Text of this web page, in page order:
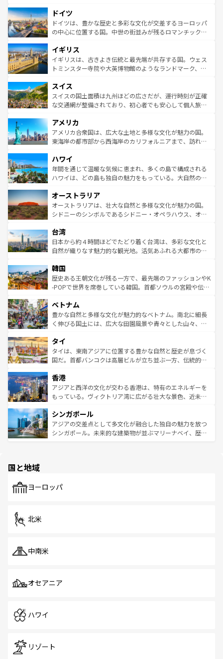
せる。地方によって風土や気候が異なるスペインはその個
性で訪れる人を魅了する。 なお、新着のスペイン情報は コ
ンテンツ一覧を参照してほしい。
で、幅広い魅力が詰まっている。華麗な宮殿、歴史的な大
聖堂、美しいビーチ、そして豊かな自然が、訪れる者を心
から魅了する。また、フランスは美食の国としても知ら
いる。シャンパンの発祥地であるランス、プロヴァンスの
香り高いラベンダー畑など、多彩な楽しみ方が可能だ。さ
らに、パリ以外の地域にも魅力が溢れており、どの街角に
れる地方に足を運ぶとそれぞれで全く異なる文化を体験で
きるだろう。 なお、新着のフランス情報はコンテンツ一覧
を参照してほしい。
ドイツ
ドイツは、豊かな歴史と多彩な文化が交差するヨーロッパ
の中心に位置する国。中世の街並みが残るロマンチック街
顔を持つこの国は、どこを歩いても飽きることがない。ベ
ルリンの文化的活気、バイエルン州のアルプスの絶景、そ
してライン川沿いのワイン畑といった風景は必見。ビール
は、お酒好きな人にはぜひ体験してほしい。 なお、新着の
ドイツ情報はコンテンツ一覧を参照してほしい。
イギリス
イギリスは、古きよき伝統と最先端が共存する国。ウェス
トミンスター寺院や大英博物館のようなランドマーク、歴
リアごとに異なる魅力がある。また、優雅なアフタヌーン
ティー、ビール好きにはたまらない英国パブ、サッカー観
戦など、本場だからこそできる体験も豊富。イギリスを旅
ンツ一覧を参照してほしい。
スイス
スイスの国土面積は九州ほどの広さだが、運行時刻が正確
な交通網が整備されており、初心者でも安心して個人旅行
の建物がそのまま残る町や、スイスならではのユニークな
博物館もあり、アルプス観光だけでなく町歩きも満喫する
ことができる。国民の所得が高いため物価も高いが、旅行
ば市内交通費無料で観光を楽しむこともできる。 なお、新
着のスイス情報はコンテンツ一覧 を参照してほしい。
アメリカ
アメリカ合衆国は、広大な土地と多様な文化が魅力の国。
東海岸の都市部から西海岸のカリフォルニアまで、訪れる
のような巨大都市は、観光、ショッピング、エンターテイ
ンメントが詰まった刺激的なスポットだ。一方、アメリカ
西部には大自然が広がり、グランドキャニオンやイエロー
部のニューオーリンズでは、音楽と美食が融合した独特の
文化が魅力。旅行者はアメリカの各地域で異なる魅力を楽
しみながら、その多様性と豊かな歴史を感じることができ
ならではの贅沢な旅のスタイルだ。 なお、新着のアメリカ
情報はコンテンツ一覧を参照してほしい。
ハワイ
年間を通じて温暖な気候に恵まれ、多くの島で構成される
ハワイは、どの島も独自の魅力をもっている。大自然の神
ワイ島は見逃せない。また、定番の観光地といえばオアフ
島だが、静かな自然を求めるならマウイ島やカウアイ島が
おすすめ。エメラルドグリーンに輝く海をはじめ、豊かな
れるおもてなしの心で訪れる人々を迎えてくれるハワイの
人々、おいしいローカルフードやハワイアンミュージッ
ク、伝統的なフラダンスなど、すべてがハワイの魅力を彩
ワイを、存分に味わってほしい。 なお、新着のハワイ情報
はコンテンツ一覧を参照してほしい。
オーストラリア
オーストラリアは、壮大な自然と多様な文化が魅力の国。
シドニーのシンボルであるシドニー・オペラハウス、オー
リアリーフや大陸中央部にそびえるウルル（エアーズロッ
ク）、タスマニアの美しい原生林やケアンズの熱帯雨林な
ど、見どころがたくさん。また、カフェやワイン、オージ
いる。アクティビティも充実しており、サーフィンやダイ
ビング、ハイキングなど、アウトドア好きにはたまらな
い。オーストラリアの多彩な魅力を存分に味わいつくそ
参照してほしい。
台湾
日本から約４時間ほどでたどり着く台湾は、多彩な文化と
自然が織りなす魅力的な観光地。活気あふれる大都市の台
ン）、静ひつな山岳地帯である台湾東部など、都市の喧騒
と山間の静けさが共存しており、訪れる人に新しい発見と
驚きをもたらしてくれる。また、奥深い台湾の食文化も魅
容にもいいと評判のスイーツなど、バラエティ豊かな料理
が味わえる。 なお、新着の台湾情報は コンテンツ一覧を参
照してほしい。
韓国
歴史ある王朝文化が残る一方で、最先端のファッションやK
-POPで世界を席巻している韓国。首都ソウルの宮殿や伝統
き、地方に足を延ばせば四季折々の自然美を楽しむことが
できる。そして、キムチや焼肉、絶品のストリートフード
まで、さまざまな韓国料理が待っている。夜には、韓国な
リティに包まれながら、韓国の多彩な魅力を心ゆくまで味
わってみてほしい。 なお、新着の韓国情報はコンテンツ一
覧を参照してほしい。
ベトナム
豊かな自然と多様な文化が魅力的なベトナム。南北に細長
く伸びる国土には、広大な田園風景や青々とした山々、世
急速な発展と共に伝統が息づく。ハノイの古い町並みやホ
ーチミン市のフランス統治時代の建物も、独特の雰囲気を
醸し出している。また、バラエティの豊かさとおいしさで
とつ。フォーやバインミー、ベトナムコーヒーなどは、ぜ
ひ現地で味わいたい。どの地域を訪れてもあたたかい人々
が旅行者を迎えてくれるので、きっと忘れられない旅にな
参照してほしい。
タイ
タイは、東南アジアに位置する豊かな自然と歴史が息づく
国だ。首都バンコクは高層ビルが立ち並ぶ一方、伝統的な
の活気が交差している。北部ではチェンマイなどの山岳地
帯で自然と触れ合い、南部ではプーケットやクラビの美し
いビーチでリゾート気分を楽しむことができる。タイ料理
激する。気候は一年中温暖で、どの季節にも異なる楽しみ
が待っている。親しみやすいタイの人々、仏教を中心とし
た文化、そして多様な観光資源が、訪れる旅人を魅了し続
香港
アジアと西洋の文化が交わる香港は、特有のエネルギーを
もっている。ヴィクトリア湾に広がる壮大な景色、近未来
み、どこを訪れても感動するはず。観光スポットが密集し
ており、効率よく見どころを回れるのも魅力。息をのむよ
うな絶景から文化的な体験まで、香港を存分に楽しみ尽く
シンガポール
アジアの交差点として多文化が融合した独自の魅力を放つ
シンガポール。未来的な建築物が並ぶマリーナベイ、歴史
で、ホーカーズは地元の風情を楽しめる外せないスポット
国と地域
ヨーロッパ
北米
中南米
オセアニア
ハワイ
リゾート